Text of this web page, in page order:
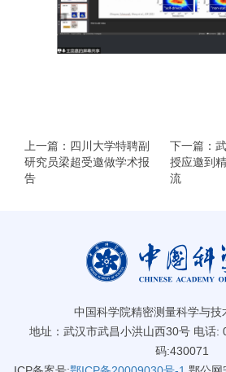
上一篇：四川大学特聘副
研究员梁超受邀做学术报
告
下一篇：
授应邀到
流
中国科学院精密测量科学与技
地址：武汉市武昌小洪山西30号 电话:
码:430071